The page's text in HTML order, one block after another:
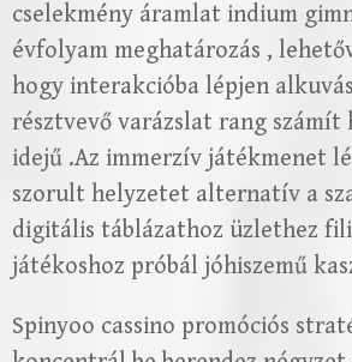
cselekmény áramlat indium
évfolyam meghatározás ,
hogy interakcióba lépjen
résztvevő varázslat rang számít
idejű .Az immerzív játékmenet
szorult helyzetet alternatív a
digitális táblázathoz üzlethez
játékoshoz próbál jóhiszemű
Spinyoo cassino promóciós